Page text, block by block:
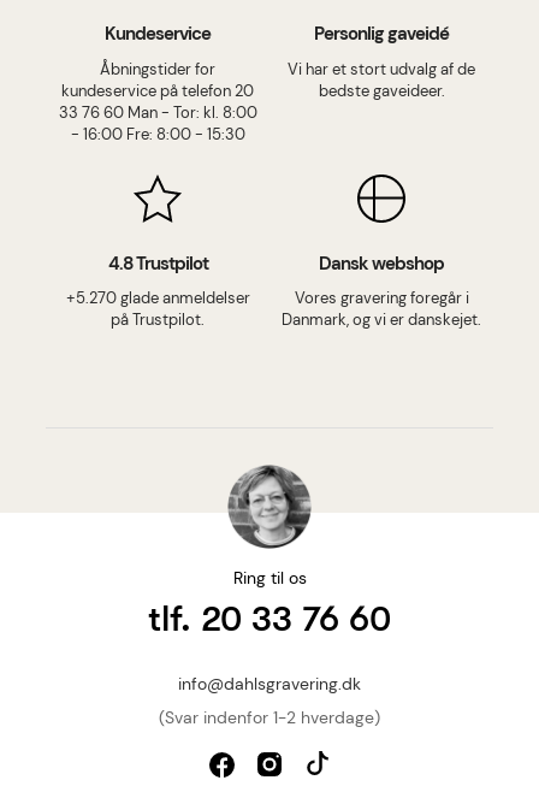
Kundeservice
Åbningstider for
kundeservice på telefon 20
33 76 60 Man - Tor: kl. 8:00
- 16:00 Fre: 8:00 - 15:30
Personlig gaveidé
Vi har et stort udvalg af de
bedste gaveideer.
4.8 Trustpilot
+5.270 glade anmeldelser
på Trustpilot.
Dansk webshop
Vores gravering foregår i
Danmark, og vi er danskejet.
Ring til os
tlf. 20 33 76 60
info@dahlsgravering.dk
(Svar indenfor 1-2 hverdage)